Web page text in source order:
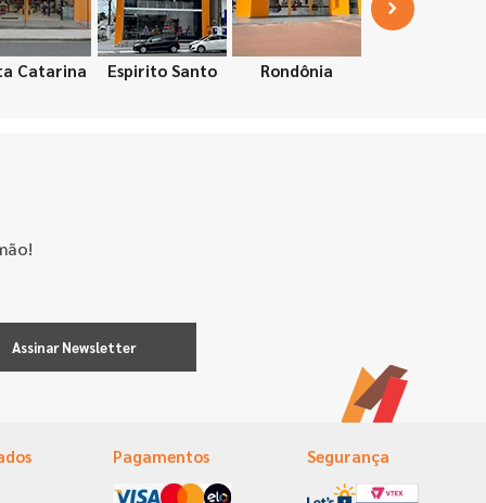
Catarina Espirito Santo Rondônia
Assinar Newsletter
Pagamentos Segurança